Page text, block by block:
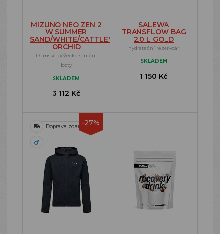
MIZUNO NEO ZEN 2
W SUMMER
SAND/WHITE/CATTLEYA
ORCHID
Dámské běžecké silniční
boty
SKLADEM
3 112 Kč
SALEWA
TRANSFLOW BAG
2.0 L GOLD
hydratační rezervoár
SKLADEM
1 150 Kč
-27%
Doprava zdarma